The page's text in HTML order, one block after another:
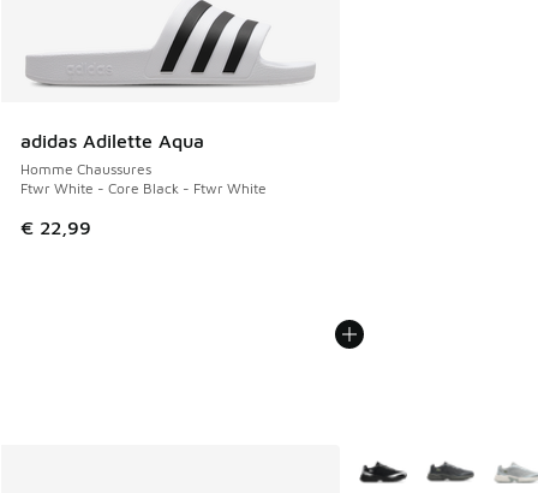
adidas Adilette Aqua
Homme Chaussures
Ftwr White - Core Black - Ftwr White
€ 22,99
Plus de couleurs